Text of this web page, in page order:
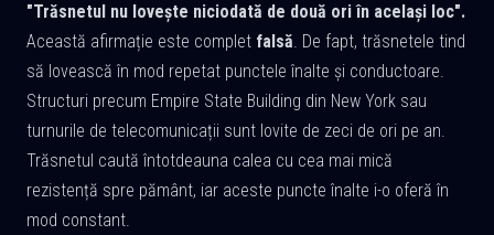
"Trăsnetul nu lovește niciodată de două ori în același loc".
Această afirmație este complet falsă. De fapt, trăsnetele tind
să lovească în mod repetat punctele înalte și conductoare.
Structuri precum Empire State Building din New York sau
turnurile de telecomunicații sunt lovite de zeci de ori pe an.
Trăsnetul caută întotdeauna calea cu cea mai mică
rezistență spre pământ, iar aceste puncte înalte i-o oferă în
mod constant.